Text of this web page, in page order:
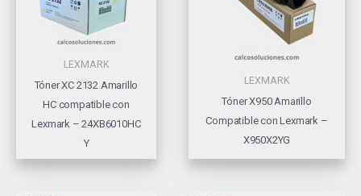
LEXMARK
Tóner XC 2132 Amarillo
HC compatible con
Lexmark – 24XB6010HC
Y
LEXMARK
Tóner X950 Amarillo
Compatible con Lexmark –
X950X2YG